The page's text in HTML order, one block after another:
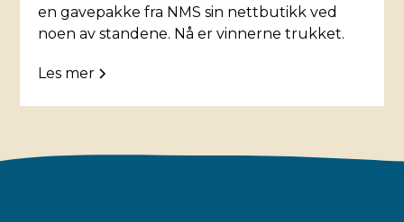
en gavepakke fra NMS sin nettbutikk ved
noen av standene. Nå er vinnerne trukket.
Les mer